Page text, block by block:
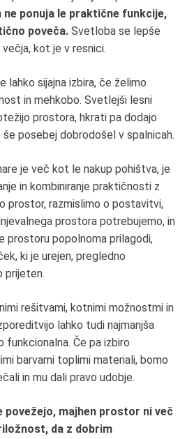
ne ponuja le praktične funkcije,
poveča. Svetloba se lepše
kot je v resnici.
lahko sijajna izbira, če želimo
in mehkobo. Svetlejši lesni
prostora, hkrati pa dodajo
posebej dobrodošel v spalnicah.
je več kot le nakup pohištva, je
in kombiniranje praktičnosti z
prostor, razmislimo o postavitvi,
prostora potrebujemo, in
prostoru popolnoma prilagodi,
ki je urejen, pregledno
prijeten.
rešitvami, kotnimi možnostmi in
lahko tudi najmanjša
funkcionalna. Če pa izbiro
barvami toplimi materiali, bomo
in mu dali pravo udobje.
povežejo, majhen prostor ni več
da z dobrim